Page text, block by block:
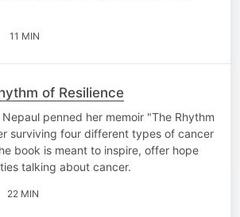
11 MIN
of Resilience
penned her memoir "The Rhythm
surviving four different types of cancer
book is meant to inspire, offer hope
talking about cancer.
22 MIN